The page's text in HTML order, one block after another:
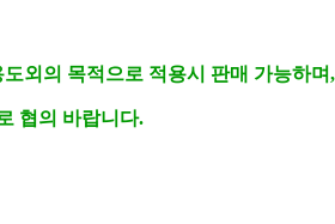
외의 목적으로 적용시 판매 가능하며,
협의 바랍니다.